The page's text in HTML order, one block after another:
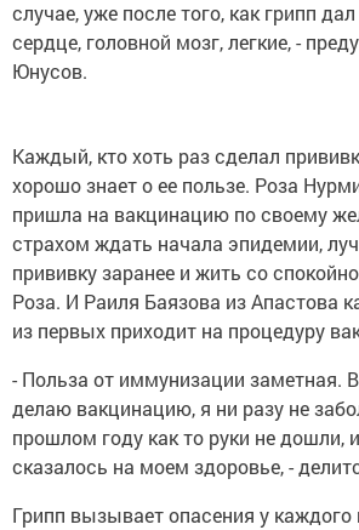
случае, уже после того, как грипп
сердце, головной мозг, легкие, -
Юнусов.
Каждый, кто хоть раз сделал
хорошо знает о ее пользе. Роза
пришла на вакцинацию по своему
страхом ждать начала эпидемии,
прививку заранее и жить со
Роза. И Раиля Баязова из Апастова
из первых приходит на процедуру
- Польза от иммунизации заметная.
делаю вакцинацию, я ни разу не
прошлом году как то руки не дошли,
сказалось на моем здоровье, -
Грипп вызывает опасения у каждого